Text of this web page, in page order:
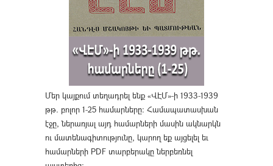
Մեր կայքում տեղադրել ենք «ՎԷՄ»-ի 1933-1939
թթ. բոլոր 1-25 համարները։ Համապատասխան
էջը, ներառյալ այդ համարների մասին ակնարկն
ու մատենագիտությունը, կարող եք այցելել եւ
համարների PDF տարբերակը ներբեռնել